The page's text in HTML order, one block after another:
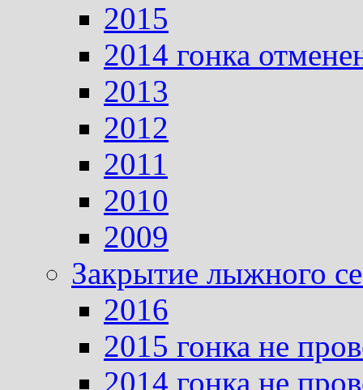
2015
2014 гонка
2013
2012
2011
2010
2009
Закрытие лыжного
2016
2015 гонка не
2014 гонка не